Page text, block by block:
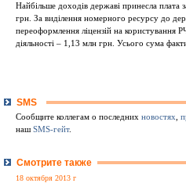
Найбільше доходів державі принесла
грн. За виділення номерного ресурсу до
переоформлення ліцензій на користування
діяльності – 1,13 млн грн. Усього сума
SMS
Сообщите коллегам о последних новостях
наш SMS-гейт.
Смотрите также
18 октября 2013 г